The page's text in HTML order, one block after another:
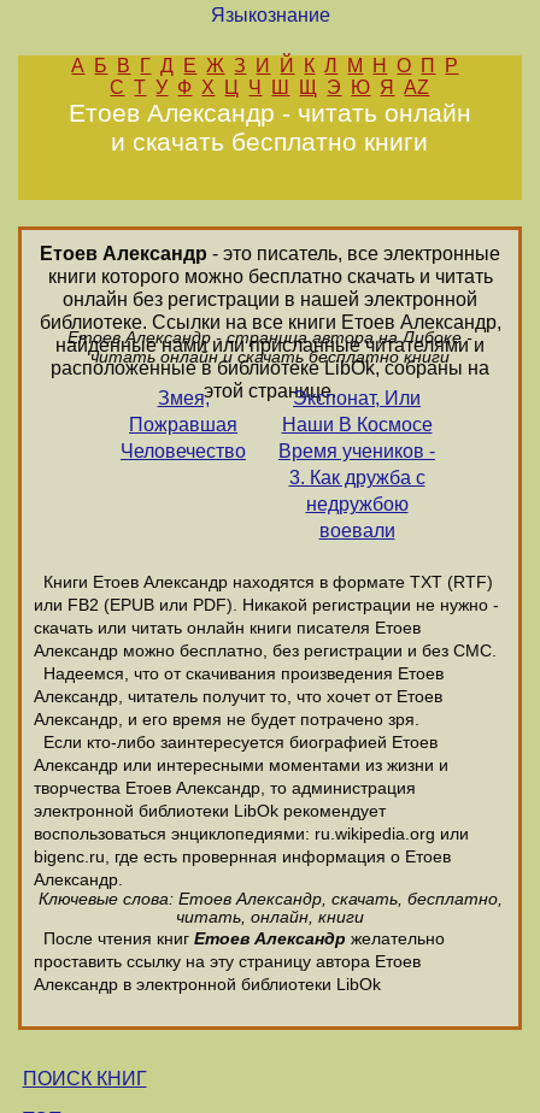
Языкознание
А Б В Г Д Е Ж З И Й К Л М Н О П
Р
С Т У Ф Х Ц Ч Ш Щ Э Ю Я AZ
Етоев Александр - читать онлайн
и скачать бесплатно книги
Етоев Александр - это писатель, все электронные
книги которого можно бесплатно скачать и читать
онлайн без регистрации в нашей электронной
библиотеке. Ссылки на все книги Етоев Александр,
найденные нами или присланные читателями и
расположенные в библиотеке LibOk, собраны на
этой странице.
Етоев Александр - страница автора на Либоке -
читать онлайн и скачать бесплатно книги
Змея,
Пожравшая
Человечество
Экспонат, Или
Наши В Космосе
Время учеников -
3. Как дружба с
недружбою
воевали
Книги Етоев Александр находятся в формате ТХТ (RTF)
или FB2 (EPUB или PDF). Никакой регистрации не нужно -
скачать или читать онлайн книги писателя Етоев
Александр можно бесплатно, без регистрации и без СМС.
Надеемся, что от скачивания произведения Етоев
Александр, читатель получит то, что хочет от Етоев
Александр, и его время не будет потрачено зря.
Если кто-либо заинтересуется биографией Етоев
Александр или интересными моментами из жизни и
творчества Етоев Александр, то администрация
электронной библиотеки LibOk рекомендует
воспользоваться энциклопедиями: ru.wikipedia.org или
bigenc.ru, где есть провернная информация о Етоев
Александр.
Ключевые слова: Етоев Александр, скачать, бесплатно,
читать, онлайн, книги
После чтения книг Етоев Александр желательно
проставить ссылку на эту страницу автора Етоев
Александр в электронной библиотеки LibOk
ПОИСК КНИГ